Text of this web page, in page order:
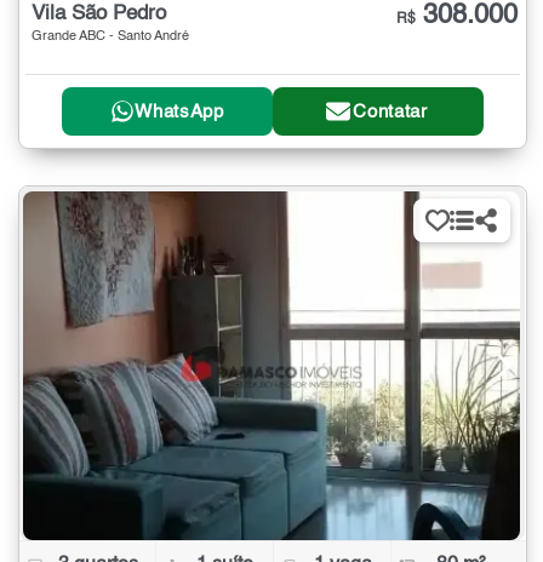
Vila São Pedro
Grande ABC - Santo André
R$ 308.000
WhatsApp Contatar